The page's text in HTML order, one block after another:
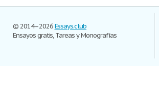
© 2014–2026Essays.club
Ensayos gratis, Tareas y Monografías